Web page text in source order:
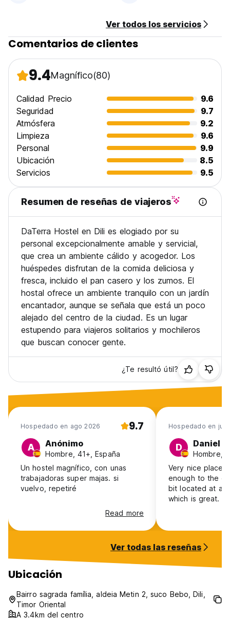
No se pueden fumar en el hostal, pero hay una z (Auto-
translated from original language)
Ver todos los servicios
Comentarios de clientes
9.4Magnífico(80)
Calidad Precio
9.6
Seguridad
9.7
Atmósfera
9.2
Limpieza
9.6
Personal
9.9
Ubicación
8.5
Servicios
9.5
Resumen de reseñas de viajeros
DaTerra Hostel en Dili es elogiado por su
personal excepcionalmente amable y servicial,
que crea un ambiente cálido y acogedor. Los
huéspedes disfrutan de la comida deliciosa y
fresca, incluido el pan casero y los zumos. El
hostal ofrece un ambiente tranquilo con un jardín
encantador, aunque se señala que está un poco
alejado del centro de la ciudad. Es un lugar
estupendo para viajeros solitarios y mochileros
que buscan conocer gente.
¿Te resultó útil?
Hospedado en ago 2026 9.7
A Anónimo
Hombre, 41+, España
Un hostel magnífico, con unas
trabajadoras super majas. si
vuelvo, repetiré
Read more
Hospedado en jul
D Daniel
Hombre,
Very nice place
enough to the
bit located at a
which is great.
Ver todas las reseñas
Ubicación
Bairro sagrada família, aldeia Metin 2, suco Bebo, Dili,
Timor Oriental
A 3.4km del centro